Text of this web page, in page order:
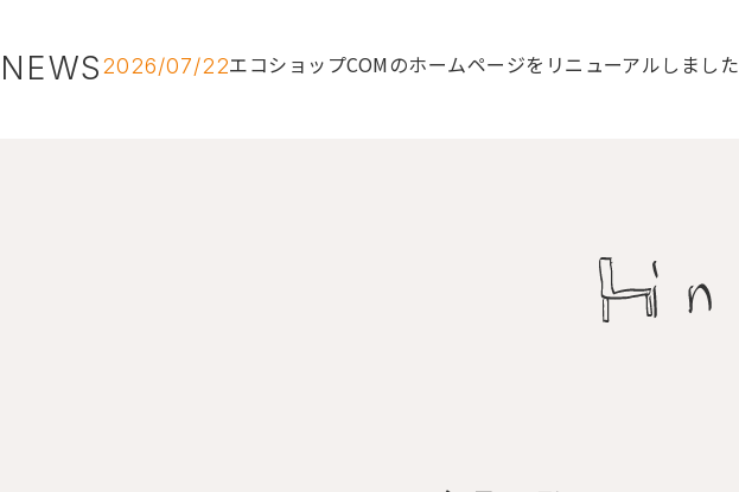
NEWS2026/07/22エコショップCOMのホームページをリニューアルしました